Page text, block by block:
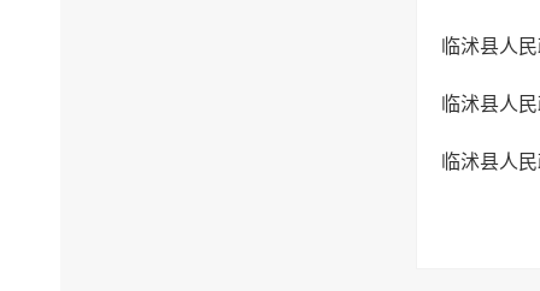
临沭县人
临沭县人
临沭县人